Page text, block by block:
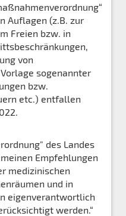
Auflagen (z.B. zur
Freien bzw. in
von
sogenannter
bzw.
etc.) entfallen
des Landes
Empfehlungen
medizinischen
und in
eigenverantwortlich
werden.“